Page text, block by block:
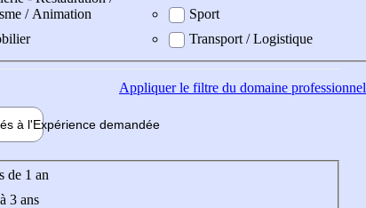
/ Animation
Sport
Transport / Logistique
Appliquerle filtre du domaine professionnel
à l'Expérience demandée
de 1 an
3 ans